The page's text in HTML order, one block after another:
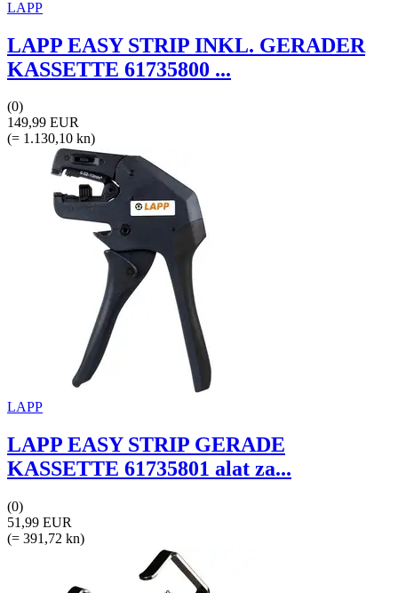
LAPP
LAPP EASY STRIP INKL. GERADER
KASSETTE 61735800 ...
(0)
149,99 EUR
(= 1.130,10 kn)
LAPP
LAPP EASY STRIP GERADE
KASSETTE 61735801 alat za...
(0)
51,99 EUR
(= 391,72 kn)